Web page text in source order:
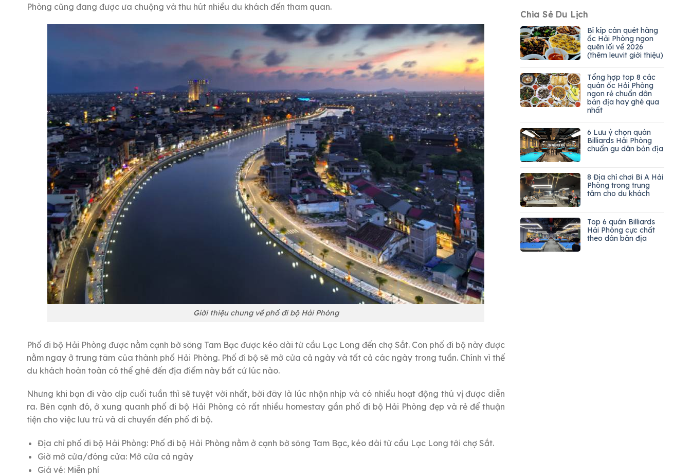
Phòng cũng đang được ưa chuộng và thu hút nhiều du khách đến tham quan.
Giới thiệu chung về phố đi bộ Hải Phòng
Phố đi bộ Hải Phòng được nằm cạnh bờ sông Tam Bạc được kéo dài từ cầu Lạc Long đến chợ Sắt. Con phố đi bộ này được
nằm ngay ở trung tâm của thành phố Hải Phòng. Phố đi bộ sẽ mở cửa cả ngày và tất cả các ngày trong tuần. Chính vì thế
du khách hoàn toàn có thể ghé đến địa điểm này bất cứ lúc nào.
Nhưng khi bạn đi vào dịp cuối tuần thì sẽ tuyệt vời nhất, bời đây là lúc nhộn nhịp và có nhiều hoạt động thú vị được diễn
ra. Bên cạnh đó, ở xung quanh phố đi bộ Hải Phòng có rất nhiều homestay gần phố đi bộ Hải Phòng đẹp và rẻ để thuận
tiện cho việc lưu trú và di chuyển đến phố đi bộ.
Địa chỉ phố đi bộ Hải Phòng: Phố đi bộ Hải Phòng nằm ở cạnh bờ sông Tam Bạc, kéo dài từ cầu Lạc Long tới chợ Sắt.
Giờ mở cửa/đóng cửa: Mở cửa cả ngày
Giá vé: Miễn phí
Chia Sẻ Du Lịch
Bí kíp càn quét hàng
ốc Hải Phòng ngon
quên lối về 2026
(thêm leuvit giới thiệu)
Tổng hợp top 8 các
quán ốc Hải Phòng
ngon rẻ chuẩn dân
bản địa hay ghé qua
nhất
6 Lưu ý chọn quán
Billiards Hải Phòng
chuẩn gu dân bản địa
8 Địa chỉ chơi Bi A Hải
Phòng trong trung
tâm cho du khách
Top 6 quán Billiards
Hải Phòng cực chất
theo dân bản địa